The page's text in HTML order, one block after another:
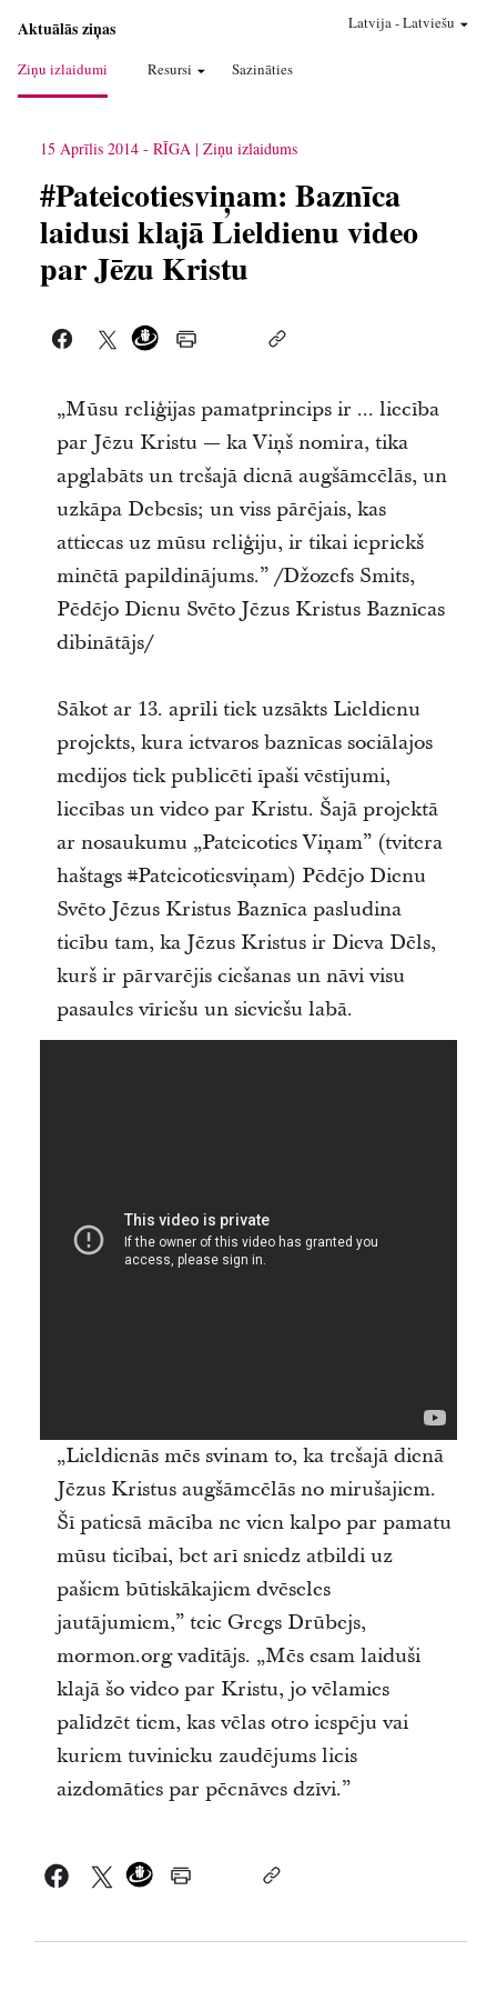
Aktuālās ziņas
Ziņu izlaidumi Resursi Sazināties
Latvija-Latviešu
15 Aprīlis 2014 - RĪGA Ziņu izlaidums
#Pateicotiesviņam: Baznīca
laidusi klajā Lieldienu video
par Jēzu Kristu
„Mūsu reliģijas pamatprincips ir ... liecība
par Jēzu Kristu — ka Viņš nomira, tika
apglabāts un trešajā dienā augšāmcēlās, un
uzkāpa Debesīs; un viss pārējais, kas
attiecas uz mūsu reliģiju, ir tikai iepriekš
minētā papildinājums.” /Džozefs Smits,
Pēdējo Dienu Svēto Jēzus Kristus Baznīcas
dibinātājs/
Sākot ar 13. aprīli tiek uzsākts Lieldienu
projekts, kura ietvaros baznīcas sociālajos
medijos tiek publicēti īpaši vēstījumi,
liecības un video par Kristu. Šajā projektā
ar nosaukumu „Pateicoties Viņam” (tvitera
haštags #Pateicotiesviņam) Pēdējo Dienu
Svēto Jēzus Kristus Baznīca pasludina
ticību tam, ka Jēzus Kristus ir Dieva Dēls,
kurš ir pārvarējis ciešanas un nāvi visu
pasaules vīriešu un sieviešu labā.
„Lieldienās mēs svinam to, ka trešajā dienā
Jēzus Kristus augšāmcēlās no mirušajiem.
Šī patiesā mācība ne vien kalpo par pamatu
mūsu ticībai, bet arī sniedz atbildi uz
pašiem būtiskākajiem dvēseles
jautājumiem,” teic Gregs Drūbejs,
mormon.org vadītājs. „Mēs esam laiduši
klajā šo video par Kristu, jo vēlamies
palīdzēt tiem, kas vēlas otro iespēju vai
kuriem tuvinieku zaudējums licis
aizdomāties par pēcnāves dzīvi.”